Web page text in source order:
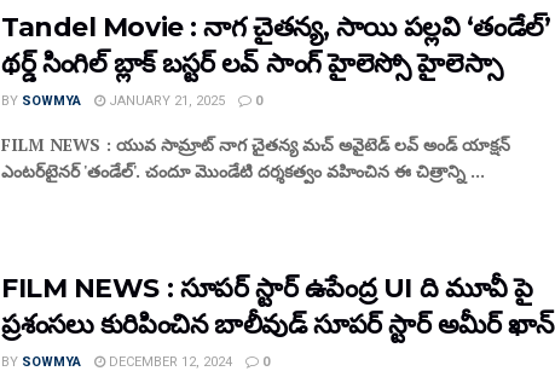
Tandel Movie : నాగ చైతన్య, సాయి పల్లవి ‘తండేల్’
థర్డ్ సింగిల్ బ్లాక్ బస్టర్ లవ్ సాంగ్ హైలెస్సో హైలెస్సా
BY SOWMYA JANUARY 21, 2025 0
FILM NEWS : యువ సామ్రాట్ నాగ చైతన్య మచ్ అవైటెడ్ లవ్ అండ్ యాక్షన్
ఎంటర్‌టైనర్ 'తండేల్'. చందూ మొండేటి దర్శకత్వం వహించిన ఈ చిత్రాన్ని ...
FILM NEWS : సూపర్ స్టార్ ఉపేంద్ర UI ది మూవీ పై
ప్రశంసలు కురిపించిన బాలీవుడ్ సూపర్ స్టార్ అమీర్ ఖాన్
BY SOWMYA DECEMBER 12, 2024 0